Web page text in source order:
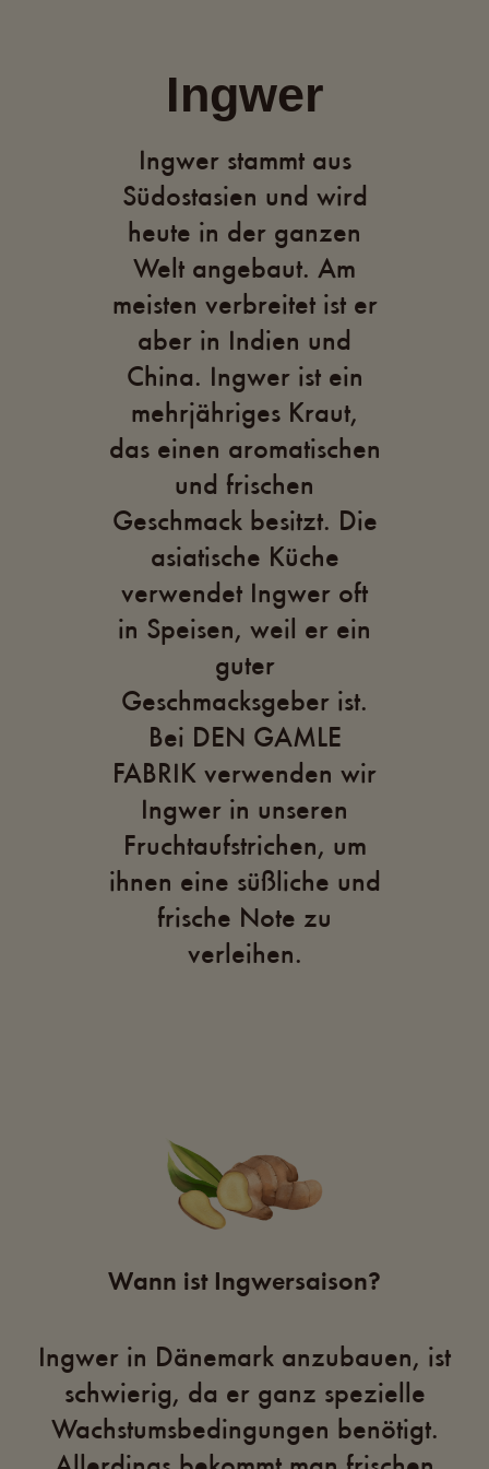
Ingwer
Ingwer stammt aus
Südostasien und wird
heute in der ganzen
Welt angebaut. Am
meisten verbreitet ist er
aber in Indien und
China. Ingwer ist ein
mehrjähriges Kraut,
das einen aromatischen
und frischen
Geschmack besitzt. Die
asiatische Küche
verwendet Ingwer oft
in Speisen, weil er ein
guter
Geschmacksgeber ist.
Bei DEN GAMLE
FABRIK verwenden wir
Ingwer in unseren
Fruchtaufstrichen, um
ihnen eine süßliche und
frische Note zu
verleihen.
Wann ist Ingwersaison?
Ingwer in Dänemark anzubauen, ist
schwierig, da er ganz spezielle
Wachstumsbedingungen benötigt.